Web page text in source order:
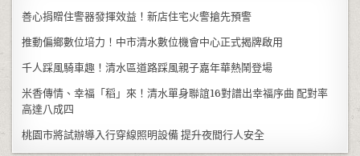
善心捐贈住警器發揮效益！新店住宅火警搶先預警
推動偏鄉數位培力！中市清水數位機會中心正式揭牌啟用
千人踩風騎車趣！清水區道路踩風親子嘉年華熱鬧登場
米香傳情、幸福「稻」來！清水單身聯誼16對譜出幸福序曲 配對率
高達八成四
桃園市將試辦導入行穿線照明設備 提升夜間行人安全